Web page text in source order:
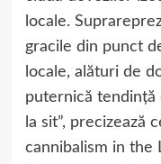
locale.
gracile din punct
locale, alături de
puternică tendință
la sit”, precizează
cannibalism in the